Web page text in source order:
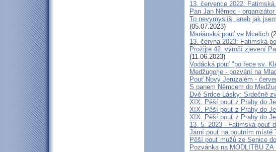
13. července 2022:
Pan Jan Němec -
To nevymyslíš, aneb jak
(05.07.2023)
Mariánská pouť ve Mcelích
13. června 2023: Fatimská
Prožijte 42. výročí zjevení
(11.06.2023)
Vodácká pouť "po řece sv.
Medžugorje - pozvání na
Pouť Nový Jeruzalém -
S panem Němcem do
Dvě Srdce Lásky: Srdečně
XIX. Pěší pouť z Prahy do
XIX. Pěší pouť z Prahy do
XIX. Pěší pouť z Prahy do
13. 5. 2023 - Fatimská pouť
Jarní pouť na poutním místě
Pěší pouť mužů ze Senice
Pozvánka na MODLITBU